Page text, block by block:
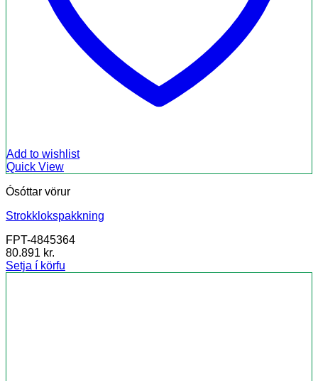
Add to wishlist
Quick View
Ósóttar vörur
Strokklokspakkning
FPT-4845364
80.891 kr.
Setja í körfu